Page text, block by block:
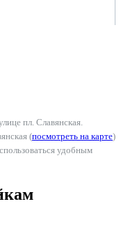
пл. Славянская.
(посмотреть на карте)
удобным